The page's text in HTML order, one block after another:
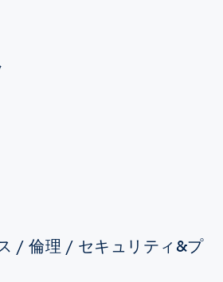
/ 倫理 / セキュリティ&プ